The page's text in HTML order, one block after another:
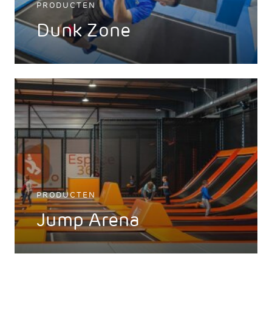
PRODUCTEN
Dunk Zone
PRODUCTEN
Jump Arena